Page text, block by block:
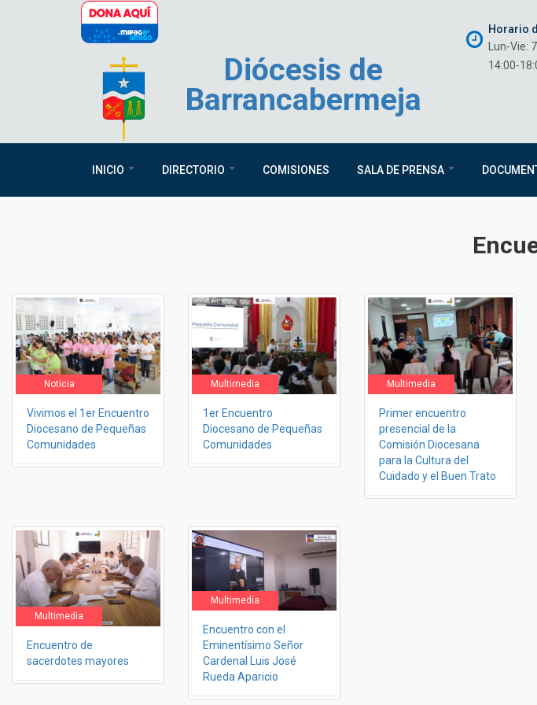
Pasar al contenido principal
Diócesis de
Barrancabermeja
Horario
Lun-Vie:
14:00-
INICIO DIRECTORIO COMISIONES SALA DE PRENSA
Noticia
Vivimos el 1er Encuentro
Diocesano de Pequeñas
Comunidades
Multimedia
1er Encuentro
Diocesano de Pequeñas
Comunidades
Multimedia
Primer encuentro
presencial de la
Comisión Diocesana
para la Cultura del
Cuidado y el Buen Trato
Multimedia
Encuentro de
sacerdotes mayores
Multimedia
Encuentro con el
Eminentísimo Señor
Cardenal Luis José
Rueda Aparicio